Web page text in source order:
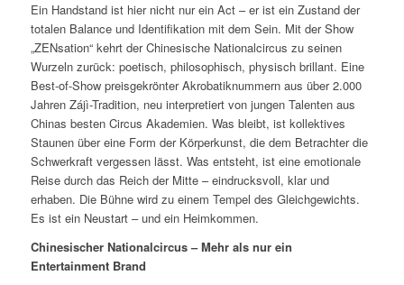
Ein Handstand ist hier nicht nur ein Act – er ist ein Zustand der
totalen Balance und Identifikation mit dem Sein. Mit der Show
„ZENsation“ kehrt der Chinesische Nationalcircus zu seinen
Wurzeln zurück: poetisch, philosophisch, physisch brillant. Eine
Best-of-Show preisgekrönter Akrobatiknummern aus über 2.000
Jahren Zájì-Tradition, neu interpretiert von jungen Talenten aus
Chinas besten Circus Akademien. Was bleibt, ist kollektives
Staunen über eine Form der Körperkunst, die dem Betrachter die
Schwerkraft vergessen lässt. Was entsteht, ist eine emotionale
Reise durch das Reich der Mitte – eindrucksvoll, klar und
erhaben. Die Bühne wird zu einem Tempel des Gleichgewichts.
Es ist ein Neustart – und ein Heimkommen.
Chinesischer Nationalcircus – Mehr als nur ein
Entertainment Brand